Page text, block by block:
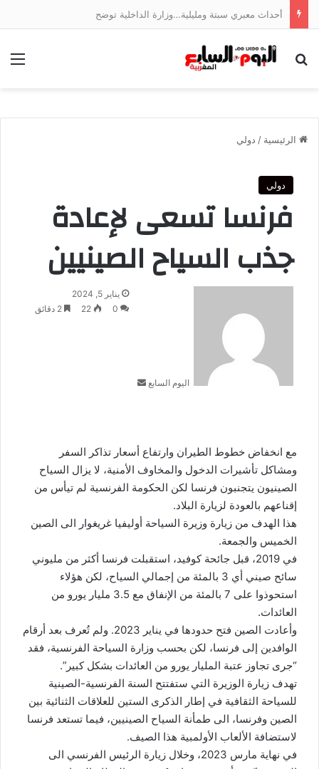
أحداث معبري سبتة ومليلية…وزارة الداخلية توضح
بحث عن
الرئيسية / دولي
دولي
فرنسا تسعى لإعادة
جذب السياح الصينيين
اليوم السابع
أرسل
بريدا
يناير 5, 2024
0
22
مع انخفاض خطوط الطيران وارتفاع أسعار تذاكر السفر
ومشاكل تأشيرات الدخول والمخاوف الأمنية، لا يزال السياح
الصينيون يتجنبون فرنسا لكن الحكومة الفرنسية لم تيأس من
إقناعهم بالعودة لزيارة البلاد.
هذا الهدف من زيارة وزيرة السياحة أوليفيا غريغوار الى الصين
الخميس والجمعة.
في 2019، قبل جائحة كوفيد، استقبلت فرنسا أكثر من مليوني
سائح صيني أي 3 بالمئة من إجمالي السياح، لكن هؤلاء
استحوذوا على 7 بالمئة من الإنفاق مع 3.5 مليار يورو من
العائدات.
وأعادت الصين فتح حدودها في يناير 2023. ولم تُعرف بعد أرقام
الوافدين إلى فرنسا، لكن بحسب وزارة السياحة الفرنسية، فقد
“جرى تجاوز عتبة المليار يورو من العائدات بشكل كبير”.
تهدف زيارة الوزيرة التي ستفتتح السنة الفرنسية-الصينية
للسياحة الثقافية في إطار الذكرى الستين للعلاقات الثنائية بين
الصين وفرنسا، الى طمأنة السياح الصينيين، فيما تستعد فرنسا
لاستضافة الألعاب الأولمبية هذا الصيف.
في نهاية مارس 2023، وخلال زيارة الرئيس الفرنسي الى